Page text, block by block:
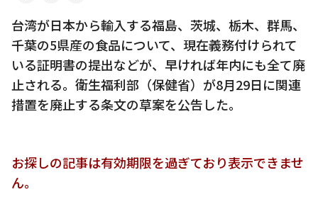
台湾が日本から輸入する福島、茨城、栃木、群馬、
千葉の5県産の食品について、現在義務付けられて
いる証明書の提出などが、早ければ年内にも全て廃
止される。衛生福利部（保健省）が8月29日に関連
措置を廃止する条文の草案を公告した。
お探しの記事は有効期限を過ぎており表示できませ
ん。